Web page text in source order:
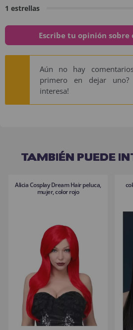
1 estrellas
Escribe tu opinión sobre
Aún no hay
primero en dejar uno?
interesa!
TAMBIÉN PUEDE
Alicia Cosplay Dream Hair peluca,
mujer, color rojo